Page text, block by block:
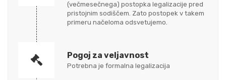
(večmesečnega) postopka legalizacije pred
pristojnim sodiščem. Zato postopek v takem
primeru načeloma odsvetujemo.
Pogoj za veljavnost
Potrebna je formalna legalizacija